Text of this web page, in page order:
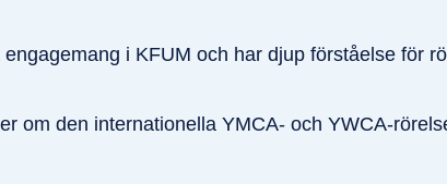
i KFUM och har djup förståelse för
om den internationella YMCA- och YWCA-